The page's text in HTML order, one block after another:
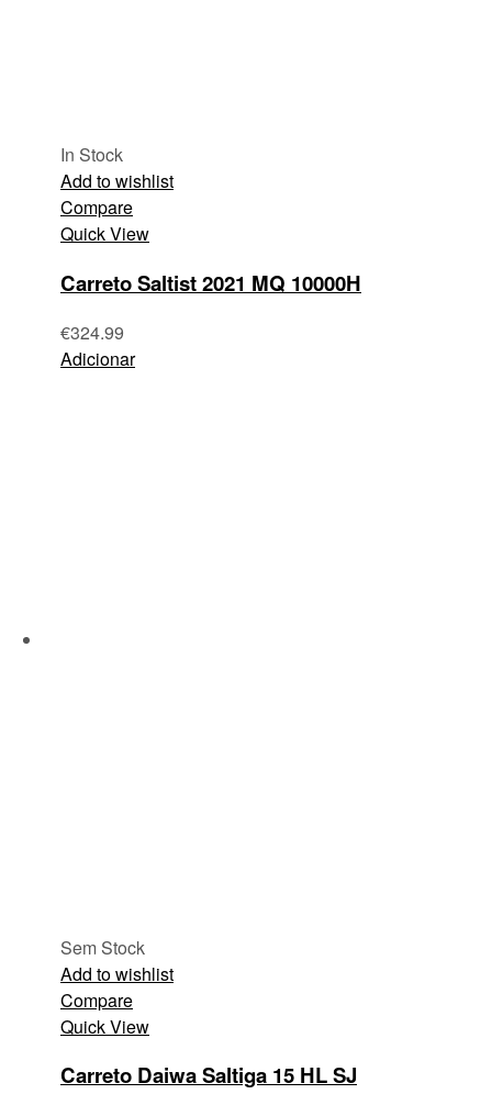
In Stock
Add to wishlist
Compare
Quick View
Carreto Saltist 2021 MQ 10000H
€324.99
Adicionar
Sem Stock
Add to wishlist
Compare
Quick View
Carreto Daiwa Saltiga 15 HL SJ